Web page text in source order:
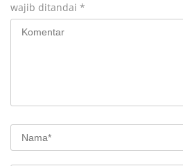
wajib ditandai *